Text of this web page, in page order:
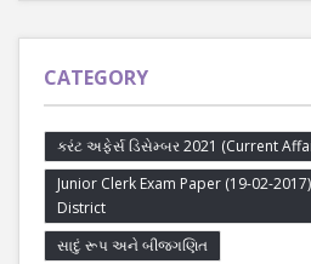
CATEGORY
કરંટ અફેર્સ ડિસેમ્બર 2021 (Current
Junior Clerk Exam Paper (19-02-
District
સાદું રૂપ અને બીજગણિત